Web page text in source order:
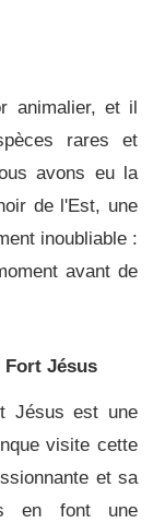
animalier, et il
rares et
avons eu la
de l'Est, une
inoubliable :
avant de
Fort Jésus
Jésus est une
visite cette
et sa
en font une